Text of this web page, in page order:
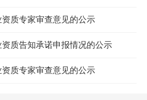
质专家审查意见的公示
质告知承诺申报情况的公示
质专家审查意见的公示